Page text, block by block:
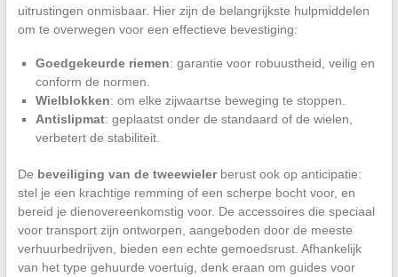
uitrustingen onmisbaar. Hier zijn de belangrijkste hulpmiddelen
om te overwegen voor een effectieve bevestiging:
Goedgekeurde riemen: garantie voor robuustheid, veilig en
conform de normen.
Wielblokken: om elke zijwaartse beweging te stoppen.
Antislipmat: geplaatst onder de standaard of de wielen,
verbetert de stabiliteit.
De beveiliging van de tweewielerberust ook op anticipatie:
stel je een krachtige remming of een scherpe bocht voor, en
bereid je dienovereenkomstig voor. De accessoires die speciaal
voor transport zijn ontworpen, aangeboden door de meeste
verhuurbedrijven, bieden een echte gemoedsrust. Afhankelijk
van het type gehuurde voertuig, denk eraan om guides voor